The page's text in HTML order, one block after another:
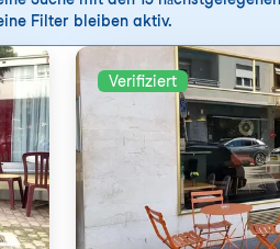
Filter bleiben aktiv.
Verifiziert